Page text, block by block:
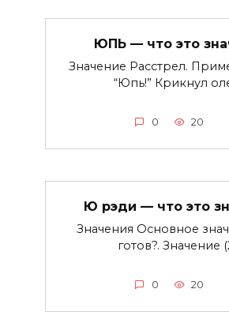
ЮПЬ — что это
Значение Расстрел.
“Юпь!” Крикнул
0 20
Ю рэди — что это
Значения Основное
готов?. Значение
0 20